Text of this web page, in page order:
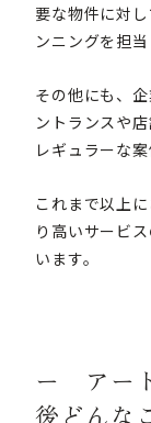
要な物件に対
ンニングを担当
その他にも、
ントランスや
レギュラーな
これまで以上
り高いサービ
います。
ー アー
後どんな